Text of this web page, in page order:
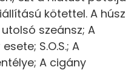
kötettel. A húsz
szeánsz; A
S.O.S.; A
A cigány